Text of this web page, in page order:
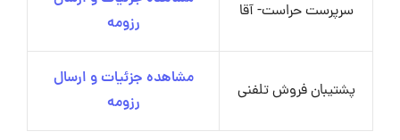
سرپرست حراست- آقا
رزومه
پشتیبان فروش تلفنی
مشاهده جزئیات و ارسال
رزومه